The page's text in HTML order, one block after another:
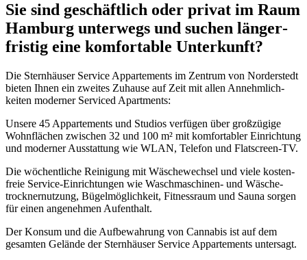
Sie sind geschäft­lich oder privat im Raum
Hamburg unter­wegs und suchen länger­
fristig eine komfor­table Unter­kunft?
Die Stern­häuser Service Appar­te­ments im Zentrum von Norder­stedt
bieten Ihnen ein zweites Zuhause auf Zeit mit allen Annehm­lich­
keiten moderner Serviced Apart­ments:
Unsere 45 Appar­te­ments und Studios verfügen über groß­zü­gige
Wohn­flä­chen zwischen 32 und 100 m² mit komfor­ta­bler Einrich­tung
und moderner Ausstat­tung wie WLAN, Telefon und Flatscreen-TV.
Die wöchent­liche Reini­gung mit Wäsche­wechsel und viele kosten­
freie Service-Einrich­tungen wie Wasch­ma­schinen- und Wäsche­
trock­ner­nut­zung, Bügel­mög­lich­keit, Fitness­raum und Sauna sorgen
für einen ange­nehmen Aufent­halt.
Der Konsum und die Aufbewahrung von Cannabis ist auf dem
gesamten Gelände der Sternhäuser Service Appartements untersagt.